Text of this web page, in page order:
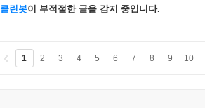
클린봇이 부적절한 글을 감지 중입니다.
1 2 3 4 5 6 7 8 9 10